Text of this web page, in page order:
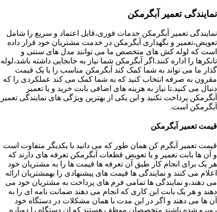
نمایندگی تعمیر آبگرمکن
نمایندگی تعمیر آبگرمکن خدمات فوری،قابل اعتماد و سریع را شامل
تعویض،تعمیر و نگهداری آبگرمکن در خدمت مشتریان خود قرار داده
است که لوله کش های متخصص ما می توانند مدل های سنتی و
تانکرها را اداره کنند.اگر آبگرمکن شما نیاز به جابجایی داشته باشد،لوله
گذار ما می تواند به شما کمک کند آبگرمکن مناسب را با یک قیمت
مقرون به صرفه انتخاب کنید که به شما کمک می کند عملکردی را که
دنبال می کنید.تا نیاز به هزینه های اضافی بابت خرید و یا تعمیر
آبگرمکن پرداخت نکنید و این یکی از بهترین ویژگی های نمایندگی تعمیر
آبگرمکن است.
قیمت تعمیر آبگرمکن
قیمت تعمیر آبگرم کن همان طور که می دانید با یکدیگر متفاوت است
و آن ها بابت تعمیر و یا تعویض قطعات آبگرمکن تعرفه های دارند که
هر یک برای انجام کار طبق آن تعرفه ها قیمت ها را به مشتریان خود
اعلام می کنند و نمایندگی ها قیمت های پیشنهادی را بهمشتریان ارائه
می دهند،و نمایندگی ها تمامی فرم های پرداخت به مشتریان خود می
دهند و هر یک بابت این کاری که انجام می دهند ضمانت نامه ای را به
آن ها می دهند و اگر در این مدت با همان مشکلات در دستگاه خود
روبرو شده باشند متخصصان موظف هستند که ان دستگاه را دوباره